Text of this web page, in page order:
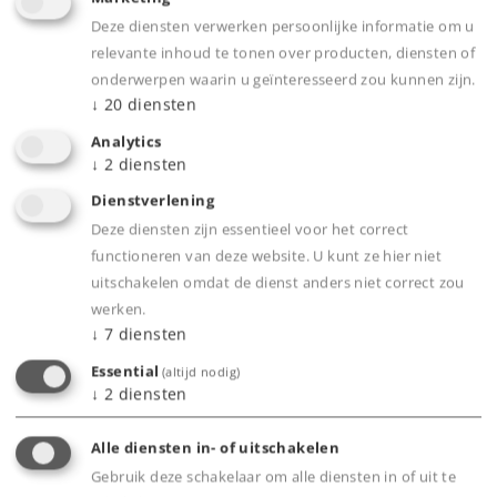
Nieuw ontwikkelde decodergeneratie met
buffercondensator en maximaal 32 functies
Rookgenerator met omwenteling-synchrone
stoomuitstoot, cilinderstoom
vooraan/achteraan en stoomfluit
Speciale functie: Machinist bedient de
regelschuif (m.b.v. servomotor)
Lastafhankelijk rijgeluid, synchroon met de
zuigerslagen
Rookkastdeur en domdeksel kunnen open en
met veel originele details
Frontsein met historisch juiste lichtkleur en
warm-witte LED's
Rood sluitsein schakelbaar
Verlichting in het machinistenhuis
Met mfx-decoder voor gebruik met
Deze diensten verwerken persoonlijke informatie om u
relevante inhoud te tonen over producten, diensten of
onderwerpen waarin u geïnteresseerd zou kunnen zijn.
↓ 20 diensten
Analytics
↓ 2 diensten
Dienstverlening
Deze diensten zijn essentieel voor het correct
functioneren van deze website. U kunt ze hier niet
uitschakelen omdat de dienst anders niet correct zou
werken.
↓ 7 diensten
Essential (altijd nodig)
↓ 2 diensten
Alle diensten in- of uitschakelen
Gebruik deze schakelaar om alle diensten in of uit te